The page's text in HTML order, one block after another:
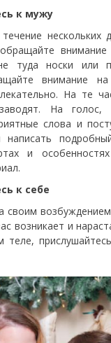
к мужу
нескольких
туда носки или
внимание
На те
На голос,
слова и
и
к себе
своим
возникает и